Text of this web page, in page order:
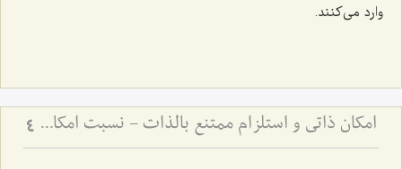
وارد مى‌کنند.
امکان ذاتی و استلزام ممتنع بالذات - نسبت امکان با وجوب و امتناع در فلسفه اسلامی 4